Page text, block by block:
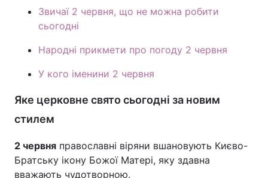
Звичаї 2 червня, що не можна робити
сьогодні
Народні прикмети про погоду 2 червня
У кого іменини 2 червня
Яке церковне свято сьогодні за новим
стилем
2 червня православні віряни вшановують Києво-
Братську ікону Божої Матері, яку здавна
вважають чудотворною.